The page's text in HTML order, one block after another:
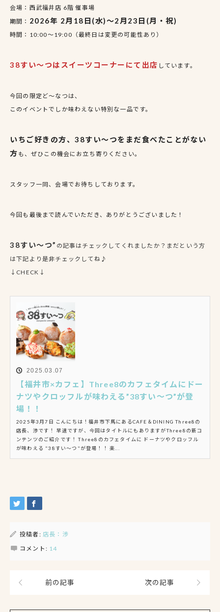
会場：西武福井店 6階 催事場
期間： 2026年 2月18日(水)〜2月23日(月・祝)
時間：10:00〜19:00（最終日は変更の可能性あり）
38すい〜つはスイーツコーナーにて出店 しています。
今回の限定ど〜なつは、
このイベントでしか味わえない特別な一品です。
いちご好きの方、38すい〜つをまだ食べたことがない
方 も、ぜひこの機会にお立ち寄りください。
スタッフ一同、会場でお待ちしております。
今回も最後まで読んでいただき、ありがとうございました！
38すい～つ” の記事 はチェックしてくれましたか？まだという方
は下記より是非チェックしてね♪
↓CHECK↓
2025.03.07
【福井市×カフェ】Three8のカフェタイムにドー
ナツやクロッフルが味わえる”38すい～つ”が登
場！！
2025年3月7日 こんにちは！福井市下馬にあるCAFE＆DINING Three8の
店長、渉です！ 早速ですが、今回はタイトルにもありますがThree8の新コ
ンテンツのご紹介です！ Three8のカフェタイムに ドーナツやクロッフル
が味わえる "38すい～つ"が登場！！ 楽...
投稿者: 店長：渉
コメント: 14
前の記事 次の記事